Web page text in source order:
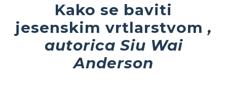
Kako se baviti
jesenskim vrtlarstvom ,
autorica Siu Wai
Anderson